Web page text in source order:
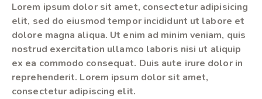
Lorem ipsum dolor sit amet, consectetur adipisicing
elit, sed do eiusmod tempor incididunt ut labore et
dolore magna aliqua. Ut enim ad minim veniam, quis
nostrud exercitation ullamco laboris nisi ut aliquip
ex ea commodo consequat. Duis aute irure dolor in
reprehenderit. Lorem ipsum dolor sit amet,
consectetur adipiscing elit.